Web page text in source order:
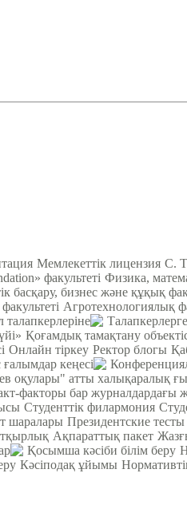
Мемлекеттік лицензия С.
факультеті Физика,
басқару, бизнес және құқық
Агротехнологиялық
Қоғамдық тамақтану
Онлайн тіркеу Ректор блогы
кеңесі
оқулары" атты халықаралық
факторы бар журналдардағы
Студенттік филармония
шаралары Президентские тесты
Ақпараттық пакет
Қосымша кәсіби білім беру
Кәсіподақ ұйымы